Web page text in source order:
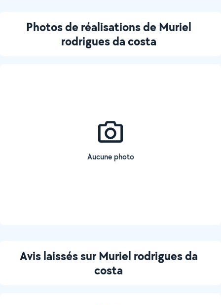
Photos de réalisations de Muriel
rodrigues da costa
Aucune photo
Avis laissés sur Muriel rodrigues da
costa